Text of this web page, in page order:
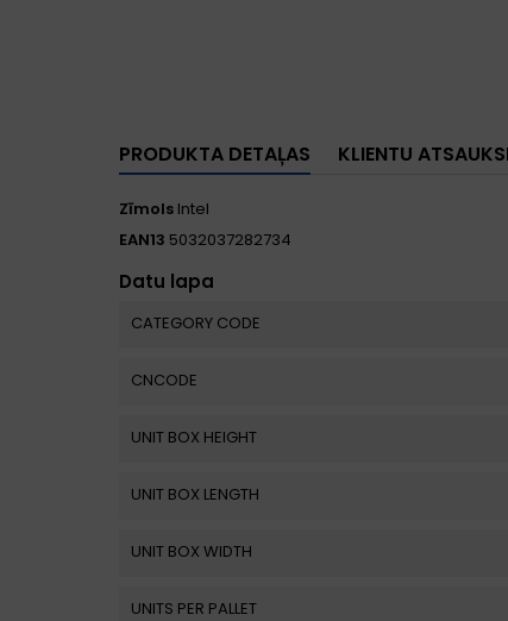
PRODUKTA DETAĻAS KLIENTU
Zīmols Intel
EAN13 5032037282734
Datu lapa
CATEGORY CODE
CNCODE
UNIT BOX HEIGHT
UNIT BOX LENGTH
UNIT BOX WIDTH
UNITS PER PALLET